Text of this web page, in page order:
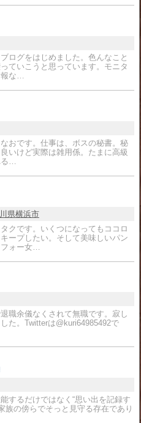
ログをはじめました。色んなこと
ていこうと思っています。モニタ
報な…
おです。仕事は、ボスの秘書。秘
いけど実際は雑用係。たまに高級
…
県横浜市
クです。いくつになってもココロ
ープしたい。そして美味しいパン
ォー女…
職余儀なくされて無職です。寂し
た。Twitterは@kuri64985492で
するだけではなく“思い出を記録す
族の傍らでそっと見守る存在であり